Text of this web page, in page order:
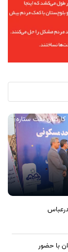
۲۰۰۰ واحد مسکونی کارکنان نفت ستاره
با حضور